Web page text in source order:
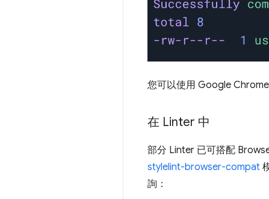
您可以使用 Google
在 Linter 中
部分 Linter 已可搭配
stylelint-browser-compat
詢：